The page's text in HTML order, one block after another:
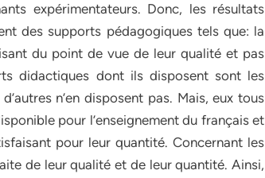
expérimentateurs. Donc, les résultats
des supports pédagogiques tels que: la
du point de vue de leur qualité et pas
didactiques dont ils disposent sont les
n’en disposent pas. Mais, eux tous
pour l’enseignement du français et
pour leur quantité. Concernant les
de leur qualité et de leur quantité. Ainsi,